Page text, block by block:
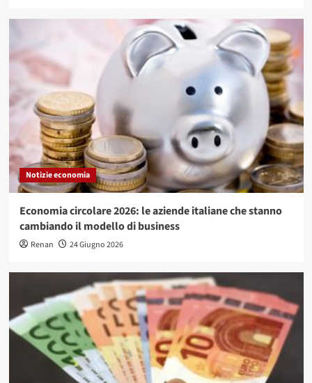
Notizie economia
Economia circolare 2026: le aziende italiane che stanno
cambiando il modello di business
Renan 24 Giugno 2026